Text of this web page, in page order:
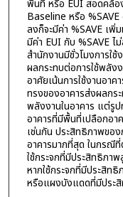
พื้นที่ หรือ EUI สอดคล้อ
Baseline หรือ %SAVE
ลงก็จะมีค่า %SAVE เพิ่
มีค่า EUI กับ %SAVE ไ
สำนักงานมีชั่วโมงการใ
ผลกระทบต่อการใช้พลัง
อาศัยเน้นการใช้งานอาค
ทรงของอาคารส่งผลกร
พลังงานในอาคาร แต่รู
อาคารที่มีพื้นที่เปลือกอา
เช่นกัน ประสิทธิภาพขอ
อาคารมากที่สุด ในกรณีที่
ใช้กระจกที่มีประสิทธิภา
หากใช้กระจกที่มีประสิท
หรือแผงบังแดดที่มีประ